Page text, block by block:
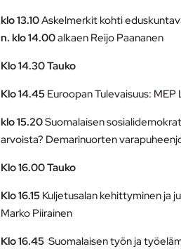
klo 13.10Askelmerkit kohti
n. klo14.00alkaen Reijo Paananen
Klo 14.30 Tauko
Klo 14.45 Euroopan Tulevaisuus: MEP
klo 15.20Suomalaisen
arvoista? Demarinuorten
Klo 16.00 Tauko
Klo 16.15 Kuljetusalan kehittyminen ja
Marko Piirainen
Klo 16.45Suomalaisen työn ja